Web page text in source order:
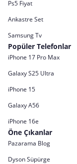
Ps5 Fiyat
Ankastre Set
Samsung Tv
Popüler Telefonlar
iPhone 17 Pro Max
Galaxy S25 Ultra
iPhone 15
Galaxy A56
iPhone 16e
Öne Çıkanlar
Pazarama Blog
Dyson Süpürge